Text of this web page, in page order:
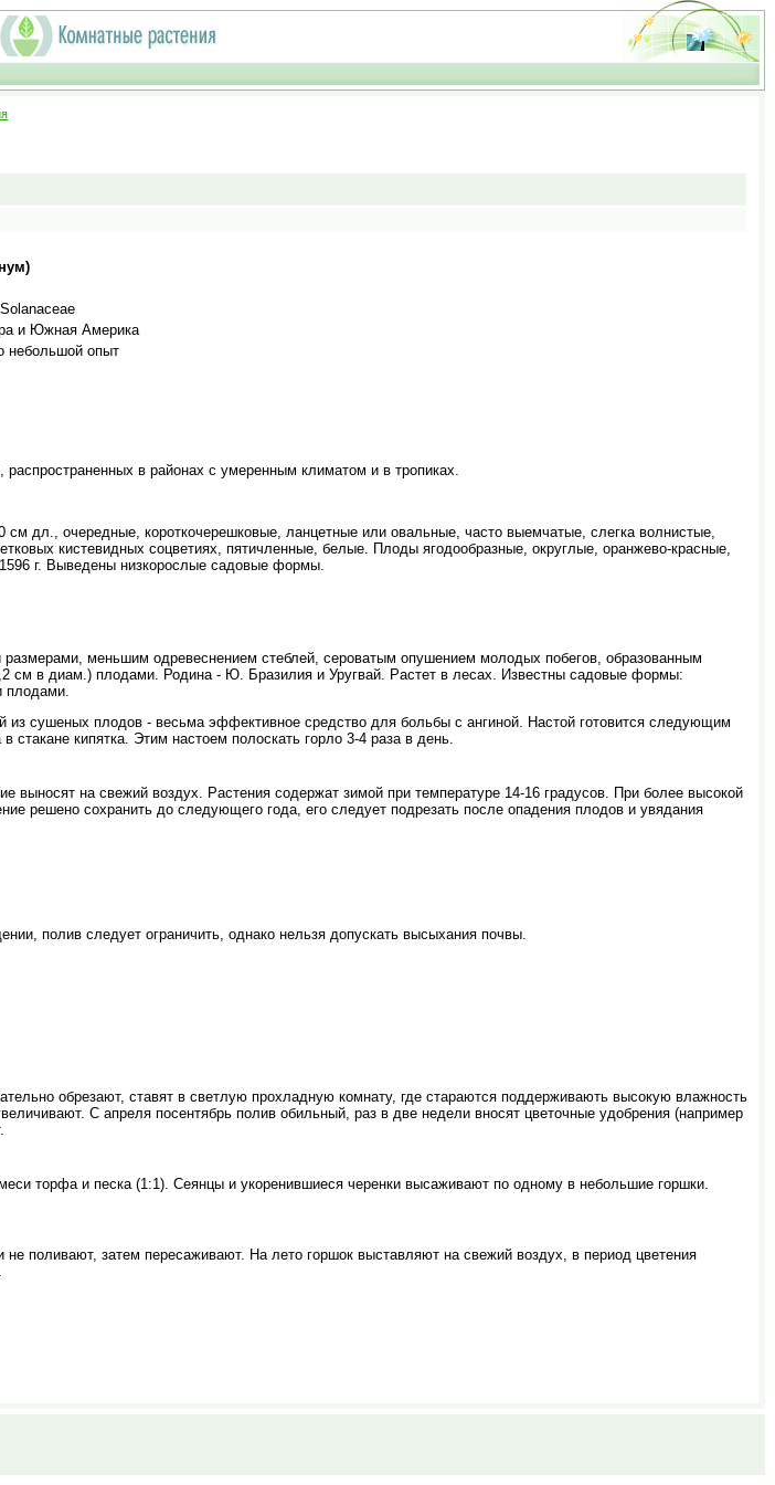
и Южная Америка
небольшой опыт
в районах с умеренным климатом и в тропиках.
дл., очередные, короткочерешковые, ланцетные или овальные, часто выемчатые, слегка волнистые,
кистевидных соцветиях, пятичленные, белые. Плоды ягодообразные, округлые, оранжево-красные,
г. Выведены низкорослые садовые формы.
меньшим одревеснением стеблей, сероватым опушением молодых побегов, образованным
см в диам.) плодами. Родина - Ю. Бразилия и Уругвай. Растет в лесах. Известны садовые формы:
плодами.
из сушеных плодов - весьма эффективное средство для больбы с ангиной. Настой готовится следующим
кипятка. Этим настоем полоскать горло 3-4 раза в день.
выносят на свежий воздух. Растения содержат зимой при температуре 14-16 градусов. При более высокой
решено сохранить до следующего года, его следует подрезать после опадения плодов и увядания
полив следует ограничить, однако нельзя допускать высыхания почвы.
обрезают, ставят в светлую прохладную комнату, где стараются поддерживають высокую влажность
С апреля посентябрь полив обильный, раз в две недели вносят цветочные удобрения (например
торфа и песка (1:1). Сеянцы и укоренившиеся черенки высаживают по одному в небольшие горшки.
поливают, затем пересаживают. На лето горшок выставляют на свежий воздух, в период цветения